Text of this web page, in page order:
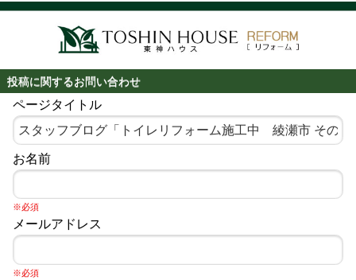
投稿に関するお問い合わせ
ページタイトル
お名前
※必須
メールアドレス
※必須